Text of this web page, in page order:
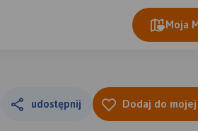
Moja
udostępnij Dodaj do mojej